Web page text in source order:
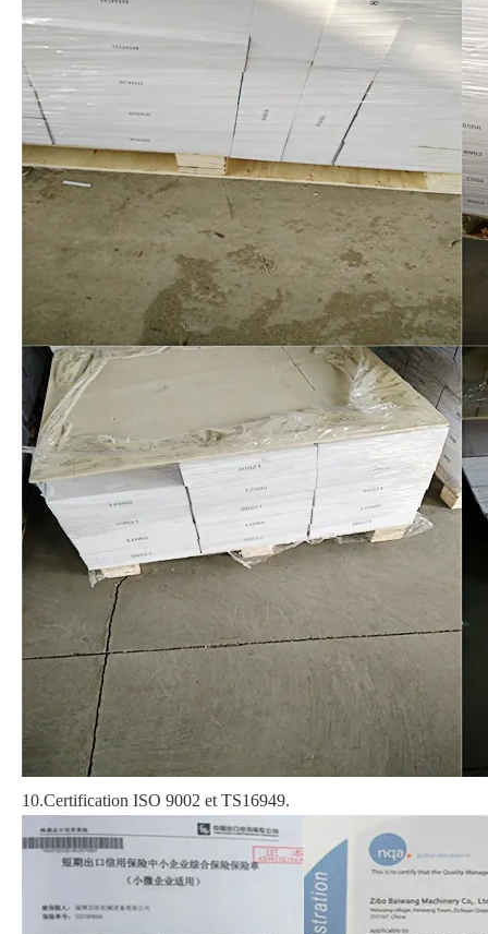
10.Certification ISO 9002 et TS16949.